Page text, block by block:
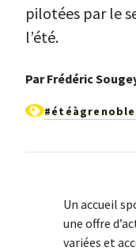
pilotées par le
l’été.
Par Frédéric
#étéàgrenoble
Un accueil
une offre
variées et